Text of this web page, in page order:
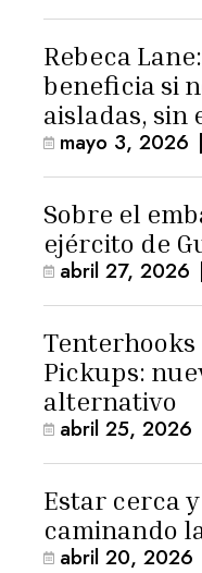
Rebeca
beneficia si
aisladas, sin
para la
mayo 3, 2026 |
Sobre el
ejército de
abril 27, 2026
Tenterhooks
Pickups:
alternativo
abril 25, 2026
Estar cerca
caminando
abril 20, 2026